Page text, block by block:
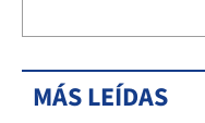
MÁS LEÍDAS